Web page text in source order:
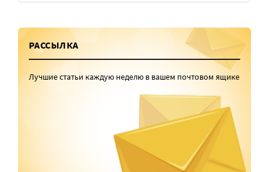
РАССЫЛКА
Лучшие статьи каждую неделю в вашем почтовом ящике